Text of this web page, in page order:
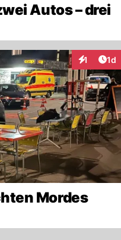
Autos – drei
1 1d
Mordes